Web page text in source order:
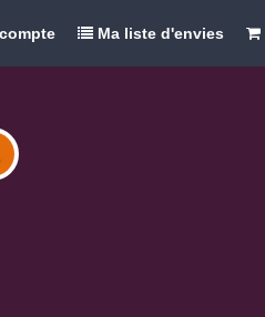
Ma liste d'envies